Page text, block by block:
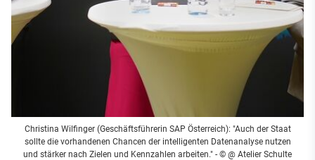
Christina Wilfinger (Geschäftsführerin SAP Österreich): "Auch der Staat
sollte die vorhandenen Chancen der intelligenten Datenanalyse nutzen
und stärker nach Zielen und Kennzahlen arbeiten." - © @ Atelier Schulte